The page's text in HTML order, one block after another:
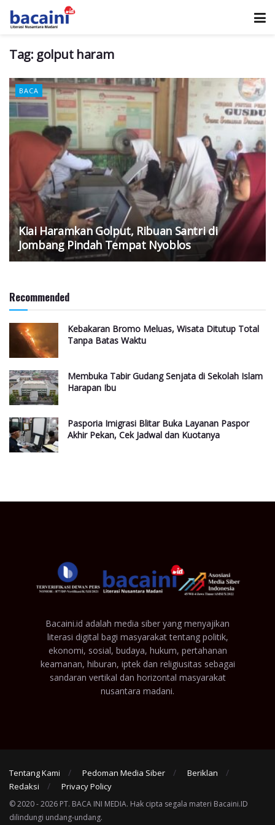
Tag: golput haram
BACA
Kiai Haramkan Golput, Ribuan Santri di
Jombang Pindah Tempat Nyoblos
Recommended
Kebakaran Bromo Meluas, Wisata Ditutup Total
Tanpa Batas Waktu
Membuka Tabir Gudang Senjata di Sekolah Islam
Harapan Ibu
Pasporia Imigrasi Blitar Buka Layanan Paspor
Akhir Pekan, Cek Jadwal dan Kuotanya
Bacaini.id adalah media siber yang menyajikan
literasi digital bagi masyarakat tentang politik,
ekonomi, sosial, budaya, hukum, pertahanan
keamanan, hiburan, iptek dan religiusitas sebagai
sandaran vertikal dan horizontal masyarakat
nusantara madani.
Tentang Kami Pedoman Media Siber
Beriklan
Redaksi
Privacy Policy
© 2020 - 2026 PT. BACA INI MEDIA. Hak cipta segala materi Bacaini.ID
dilindungi undang-undang.